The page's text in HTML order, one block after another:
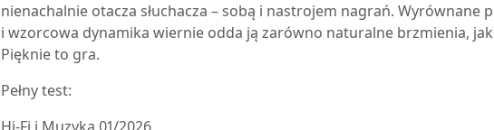
nienachalnie otacza słuchacza – sobą i nastrojem nagrań. Wyrównane
i wzorcowa dynamika wiernie odda ją zarówno naturalne brzmienia,
Pięknie to gra.
Pełny test: